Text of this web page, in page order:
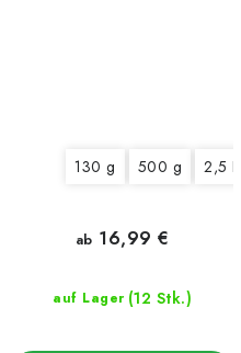
130 g 500 g 2,5 Kg
auf Lager (12 Stk.)
ab 16,99 €